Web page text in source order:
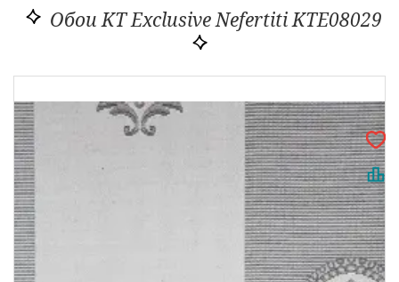
Обои KT Exclusive Nefertiti KTE08029